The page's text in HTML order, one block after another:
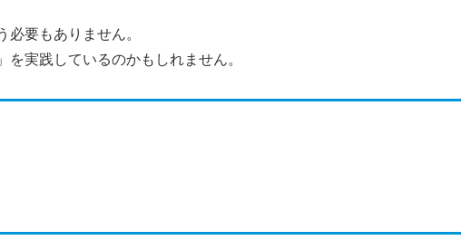
要もありません。
実践しているのかもしれません。